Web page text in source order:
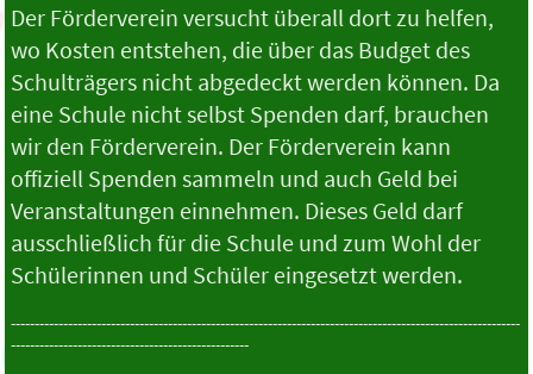
Der Förderverein versucht überall dort zu helfen,
wo Kosten entstehen, die über das Budget des
Schulträgers nicht abgedeckt werden können. Da
eine Schule nicht selbst Spenden darf, brauchen
wir den Förderverein. Der Förderverein kann
offiziell Spenden sammeln und auch Geld bei
Veranstaltungen einnehmen. Dieses Geld darf
ausschließlich für die Schule und zum Wohl der
Schülerinnen und Schüler eingesetzt werden.
-----------------------------------------------------------------------------------------------------------
--------------------------------------------------